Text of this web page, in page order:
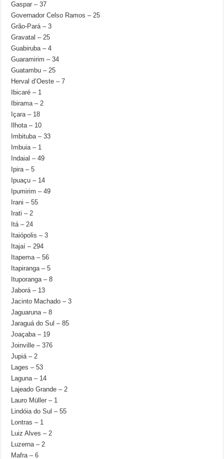
Gaspar – 37
Governador Celso Ramos – 25
Grão-Pará – 3
Gravatal – 25
Guabiruba – 4
Guaramirim – 34
Guatambu – 25
Herval d’Oeste – 7
Ibicaré – 1
Ibirama – 2
Içara – 18
Ilhota – 10
Imbituba – 33
Imbuia – 1
Indaial – 49
Ipira – 5
Ipuaçu – 14
Ipumirim – 49
Irani – 55
Irati – 2
Itá – 24
Itaiópolis – 3
Itajaí – 294
Itapema – 56
Itapiranga – 5
Ituporanga – 8
Jaborá – 13
Jacinto Machado – 3
Jaguaruna – 8
Jaraguá do Sul – 85
Joaçaba – 19
Joinville – 376
Jupiá – 2
Lages – 53
Laguna – 14
Lajeado Grande – 2
Lauro Müller – 1
Lindóia do Sul – 55
Lontras – 1
Luiz Alves – 2
Luzerna – 2
Mafra – 6